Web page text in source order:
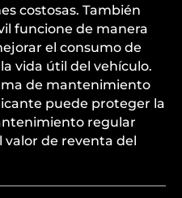
costosas. También
funcione de manera
el consumo de
vida útil del vehículo.
de mantenimiento
puede proteger la
regular
valor de reventa del